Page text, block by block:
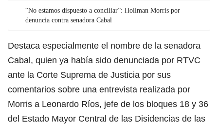
“No estamos dispuesto a conciliar”: Hollman Morris por
denuncia contra senadora Cabal
Destaca especialmente el nombre de la senadora
Cabal, quien ya había sido denunciada por RTVC
ante la Corte Suprema de Justicia por sus
comentarios sobre una entrevista realizada por
Morris a Leonardo Ríos, jefe de los bloques 18 y 36
del Estado Mayor Central de las Disidencias de las